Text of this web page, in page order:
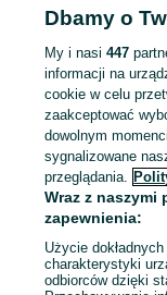
- Gdy się cieszysz,
- A wszystko te
- Hu! Hu! Ha! Nasza
- Idzie zuch
- Jabłoneczka
- Jadą, jadą dzieci
- Jawor, Jawor,
- Jedzie pociąg
- Karuzela
- Koci koci łapci
- Koła autobusu
- Krakowiaczek
- Kukułeczka mała
- Moja Ulijanko
- My jesteśmy kotki
- My jesteśmy
sprzedającym
Zaloguj się / Załóż
Dbamy o
My i nasi447
informacji na
cookie w celu
zaakceptować
dowolnym
sygnalizowane
przeglądania.
Wraz z naszymi
zapewnienia:
Użycie
charakterystyki
odbiorców dzięki